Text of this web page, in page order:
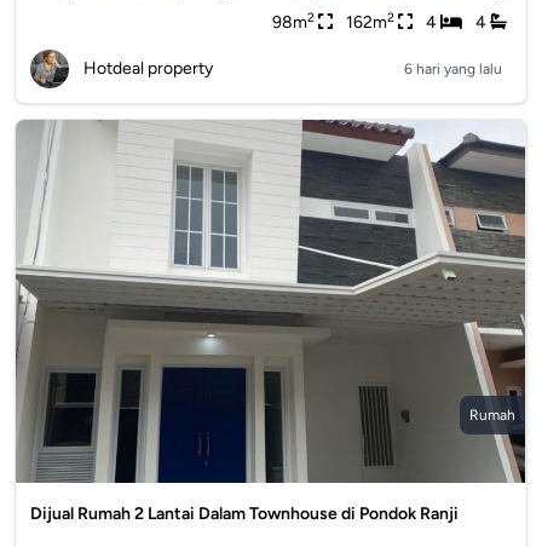
98m2 162m2 4 4
Hotdeal property 6 hari yang lalu
Rumah
Dijual Rumah 2 Lantai Dalam Townhouse di Pondok Ranji